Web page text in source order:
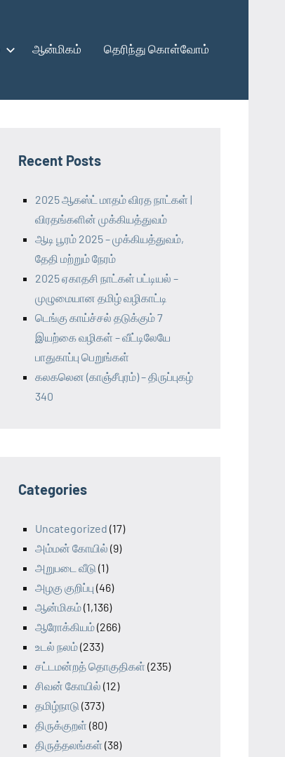
ஆன்மிகம் தெரிந்து கொள்வோம்
Recent Posts
2025 ஆகஸ்ட் மாதம் விரத நாட்கள் |
விரதங்களின் முக்கியத்துவம்
ஆடி பூரம் 2025 – முக்கியத்துவம்,
தேதி மற்றும் நேரம்
2025 ஏகாதசி நாட்கள் பட்டியல் –
முழுமையான தமிழ் வழிகாட்டி
டெங்கு காய்ச்சல் தடுக்கும் 7
இயற்கை வழிகள் – வீட்டிலேயே
பாதுகாப்பு பெறுங்கள்
கலகலென (காஞ்சீபுரம்) – திருப்புகழ்
340
Categories
Uncategorized (17)
அம்மன் கோயில் (9)
அறுபடை வீடு (1)
அழகு குறிப்பு (46)
ஆன்மிகம்(1,136)
ஆரோக்கியம்(266)
உடல் நலம்(233)
சட்டமன்றத் தொகுதிகள் (235)
சிவன் கோயில் (12)
தமிழ்நாடு (373)
திருக்குறள் (80)
திருத்தலங்கள் (38)